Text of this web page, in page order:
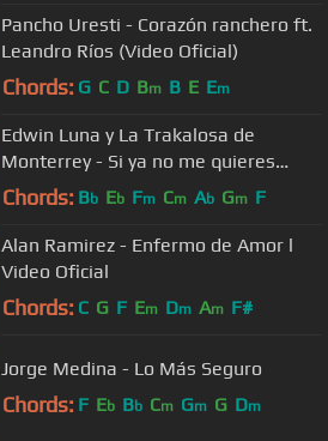
Pancho Uresti - Corazón ranchero ft.
Leandro Ríos (Video Oficial)
Chords: G C D Bm B E Em
Edwin Luna y La Trakalosa de
Monterrey - Si ya no me quieres
(Video Oficial)
Chords: Bb Eb Fm Cm Ab Gm F
Alan Ramirez - Enfermo de Amor l
Video Oficial
Chords: C G F Em Dm Am F#
Jorge Medina - Lo Más Seguro
Chords: F Eb Bb Cm Gm G Dm